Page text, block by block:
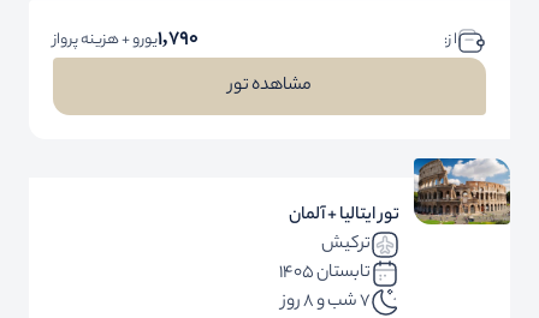
ا ز: 1,790یورو + هزینه پرواز
مشاهده تور
تور ایتالیا + آلمان
ترکیش
تابستان 1405
7 شب و 8 روز